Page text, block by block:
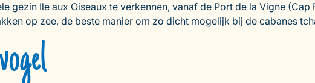
gezin Ile aux Oiseaux te verkennen, vanaf de Port de la Vigne
op zee, de beste manier om zo dicht mogelijk bij de cabanes